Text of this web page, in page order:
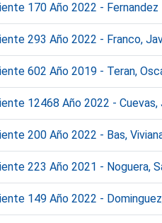
170 Año 2022 -
293 Año 2022 - Franco,
602 Año 2019 - Teran,
12468 Año 2022 -
200 Año 2022 - Bas,
223 Año 2021 - Noguera,
149 Año 2022 -